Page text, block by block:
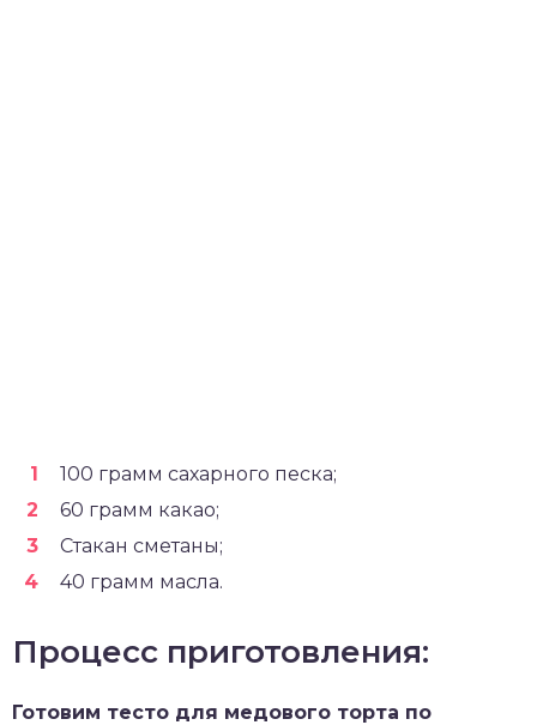
100 грамм сахарного песка;
60 грамм какао;
Стакан сметаны;
40 грамм масла.
Процесс приготовления:
Готовим тесто для медового торта по